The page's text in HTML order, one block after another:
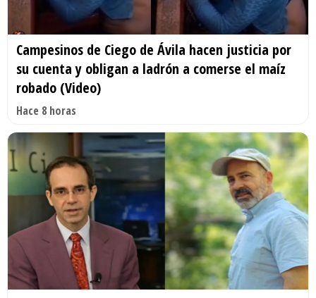
Campesinos de Ciego de Ávila hacen justicia por
su cuenta y obligan a ladrón a comerse el maíz
robado (Video)
Hace 8 horas